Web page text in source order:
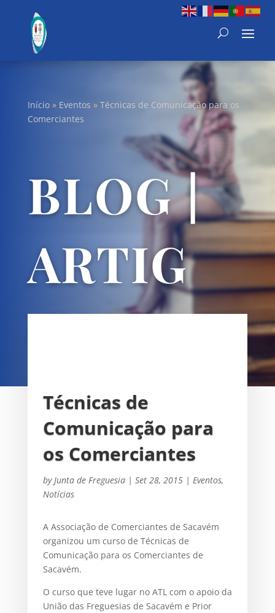
Início» Eventos » Técnicas de Comunicação para os
Comerciantes
BLOG |
ARTIG
OS
Técnicas de
Comunicação para
os Comerciantes
by Junta de Freguesia| Set 28, 2015| Eventos,
Notícias
A Associação de Comerciantes de Sacavém
organizou um curso de Técnicas de
Comunicação para os Comerciantes de
Sacavém.
O curso que teve lugar no ATL com o apoio da
União das Freguesias de Sacavém e Prior